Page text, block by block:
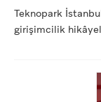
Teknopark
girişimcilik